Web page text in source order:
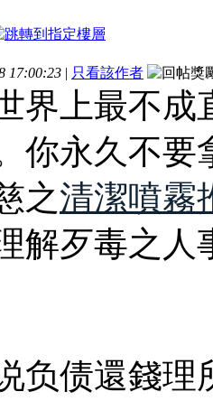
17:00:23 | 只看該作者
界上最不成
你永久不要
之清潔噴霧
解歹毒之人
负债還錢理